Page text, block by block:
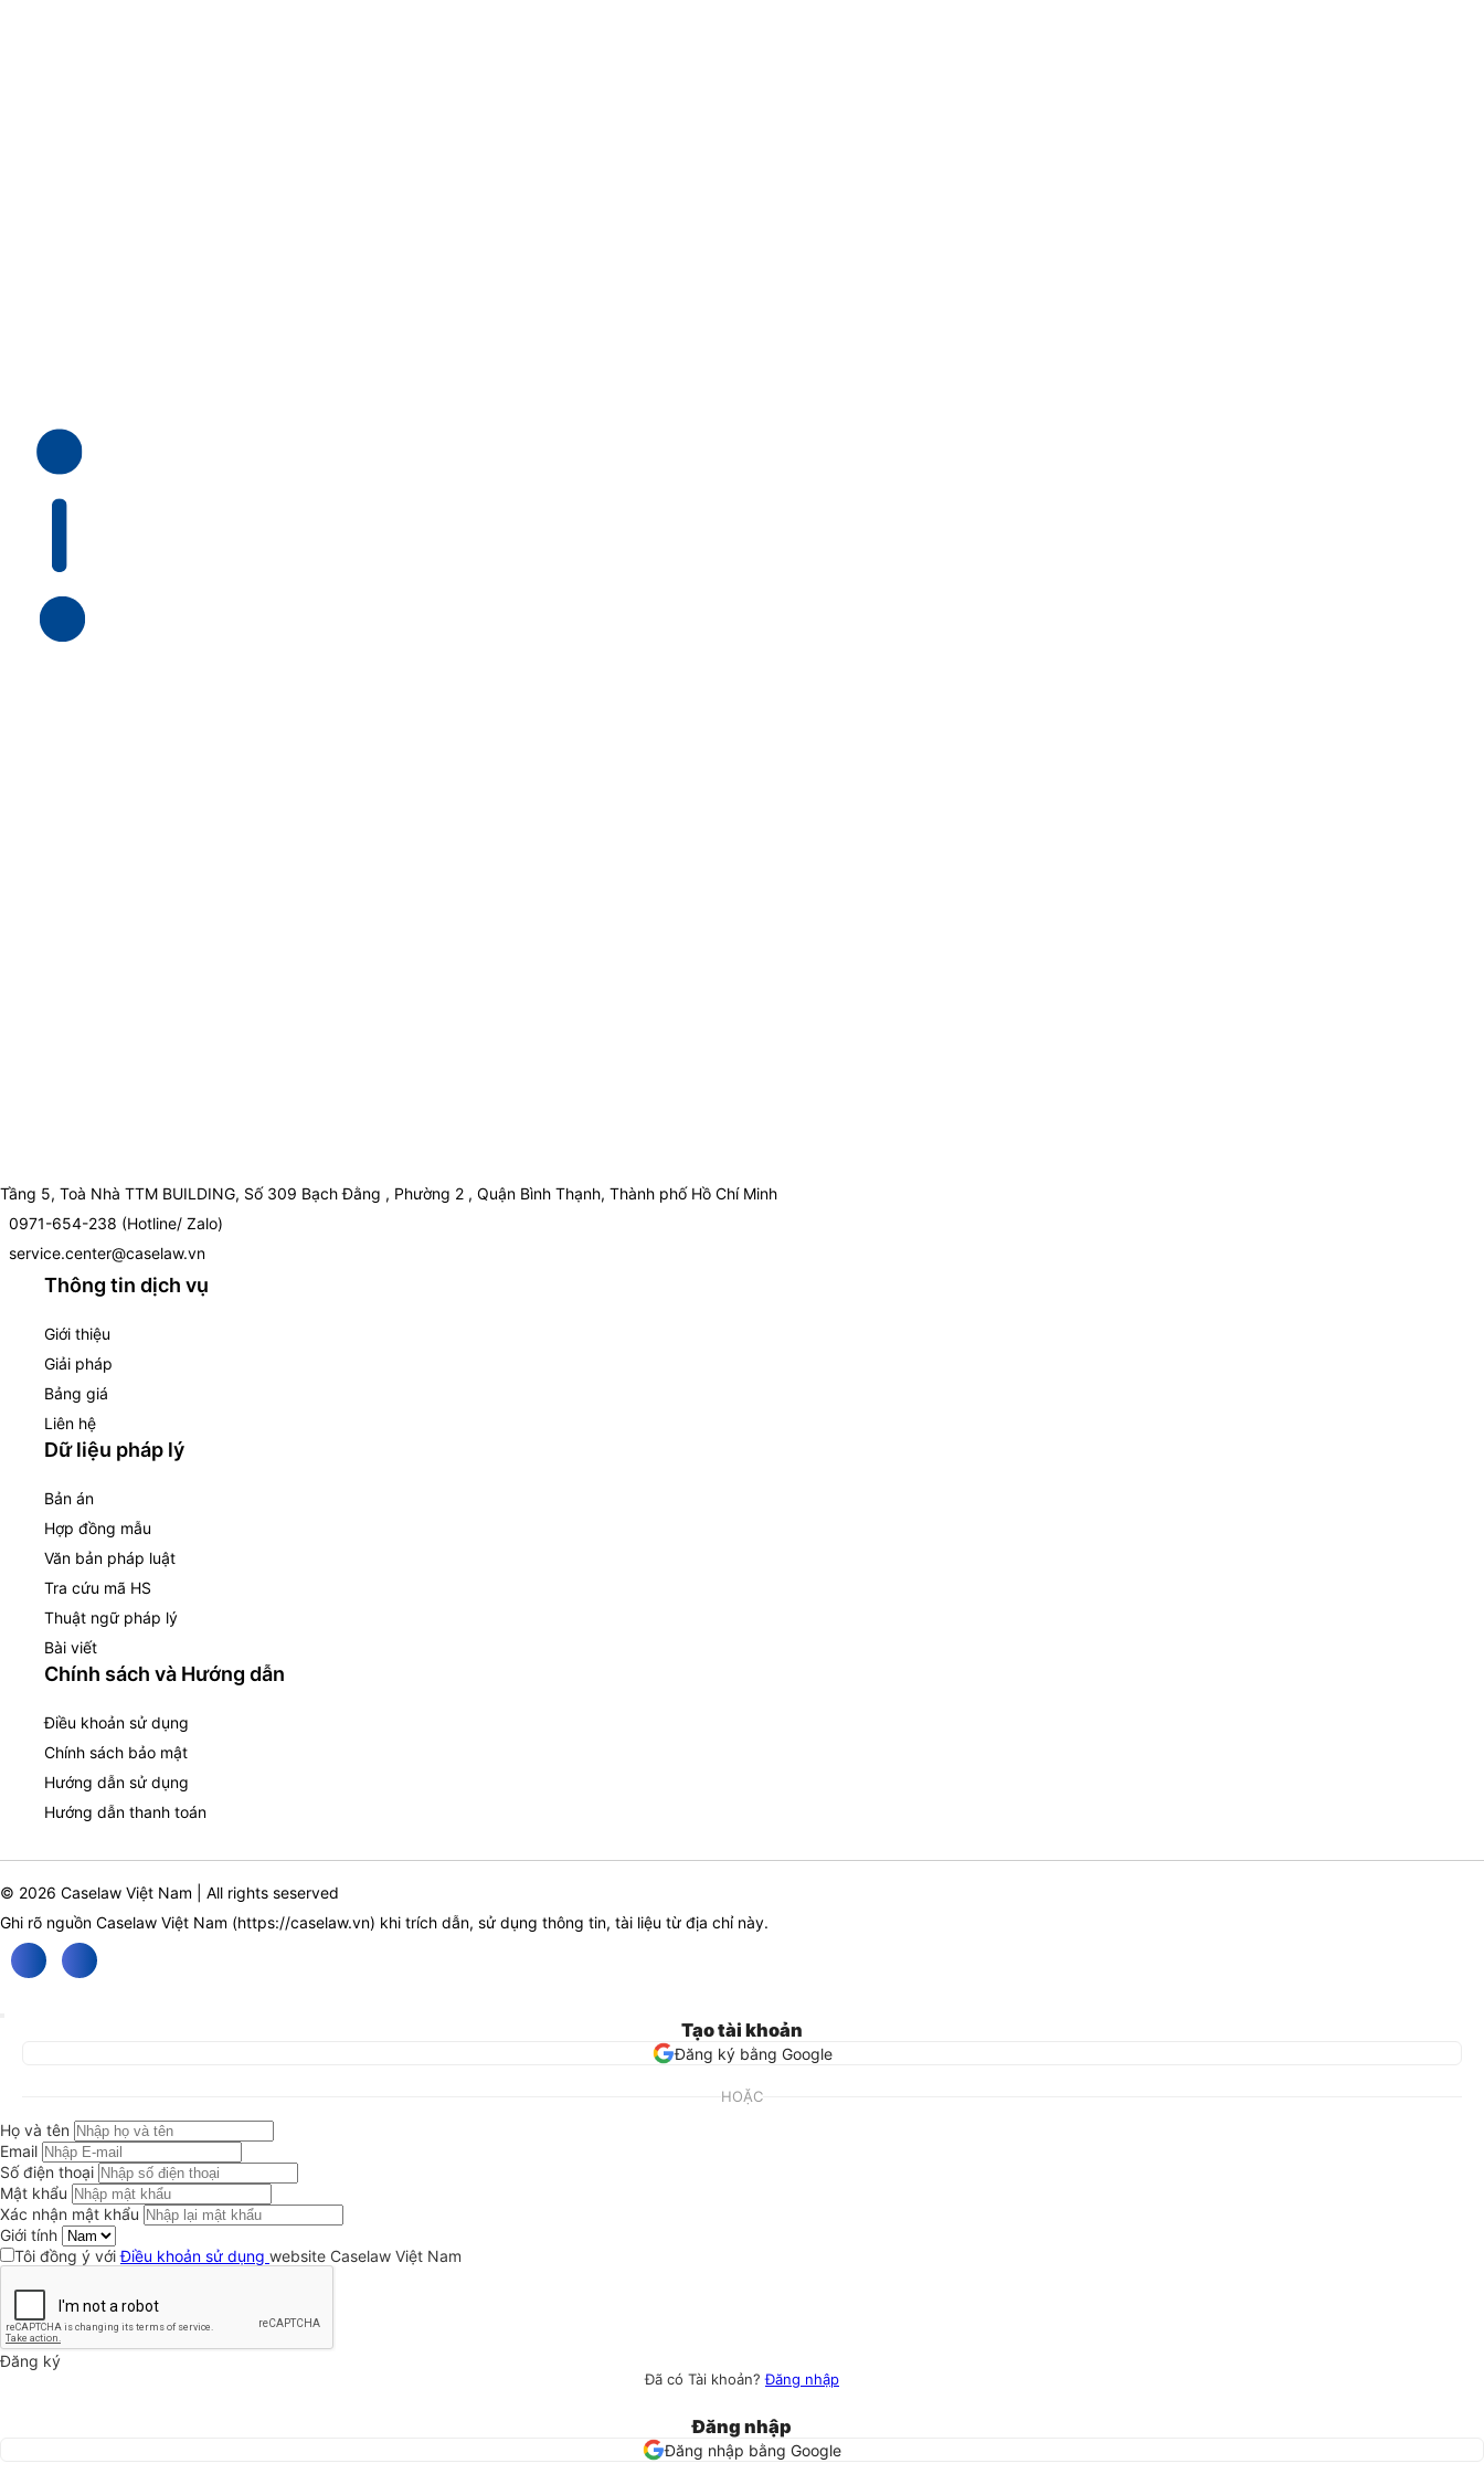
Tầng 5, Toà Nhà TTM BUILDING, Số 309 Bạch Đằng , Phường 2 , Quận Bình Thạnh, Thành phố Hồ Chí Minh
0971-654-238 (Hotline/ Zalo)
service.center@caselaw.vn
Thông tin dịch vụ
Giới thiệu
Giải pháp
Bảng giá
Liên hệ
Dữ liệu pháp lý
Bản án
Hợp đồng mẫu
Văn bản pháp luật
Tra cứu mã HS
Thuật ngữ pháp lý
Bài viết
Chính sách và Hướng dẫn
Điều khoản sử dụng
Chính sách bảo mật
Hướng dẫn sử dụng
Hướng dẫn thanh toán
© 2026 Caselaw Việt Nam | All rights seserved
Ghi rõ nguồn Caselaw Việt Nam (https://caselaw.vn) khi trích dẫn, sử dụng thông tin, tài liệu từ địa chỉ này.
Tạo tài khoản
Đăng ký bằng Google
HOẶC
Họ và tên
Email
Số điện thoại
Mật khẩu
Xác nhận mật khẩu
Giới tính
Tôi đồng ý vớiĐiều khoản sử dụng website Caselaw Việt Nam
Đăng ký
Đã có Tài khoản?Đăng nhập
Đăng nhập
Đăng nhập bằng Google